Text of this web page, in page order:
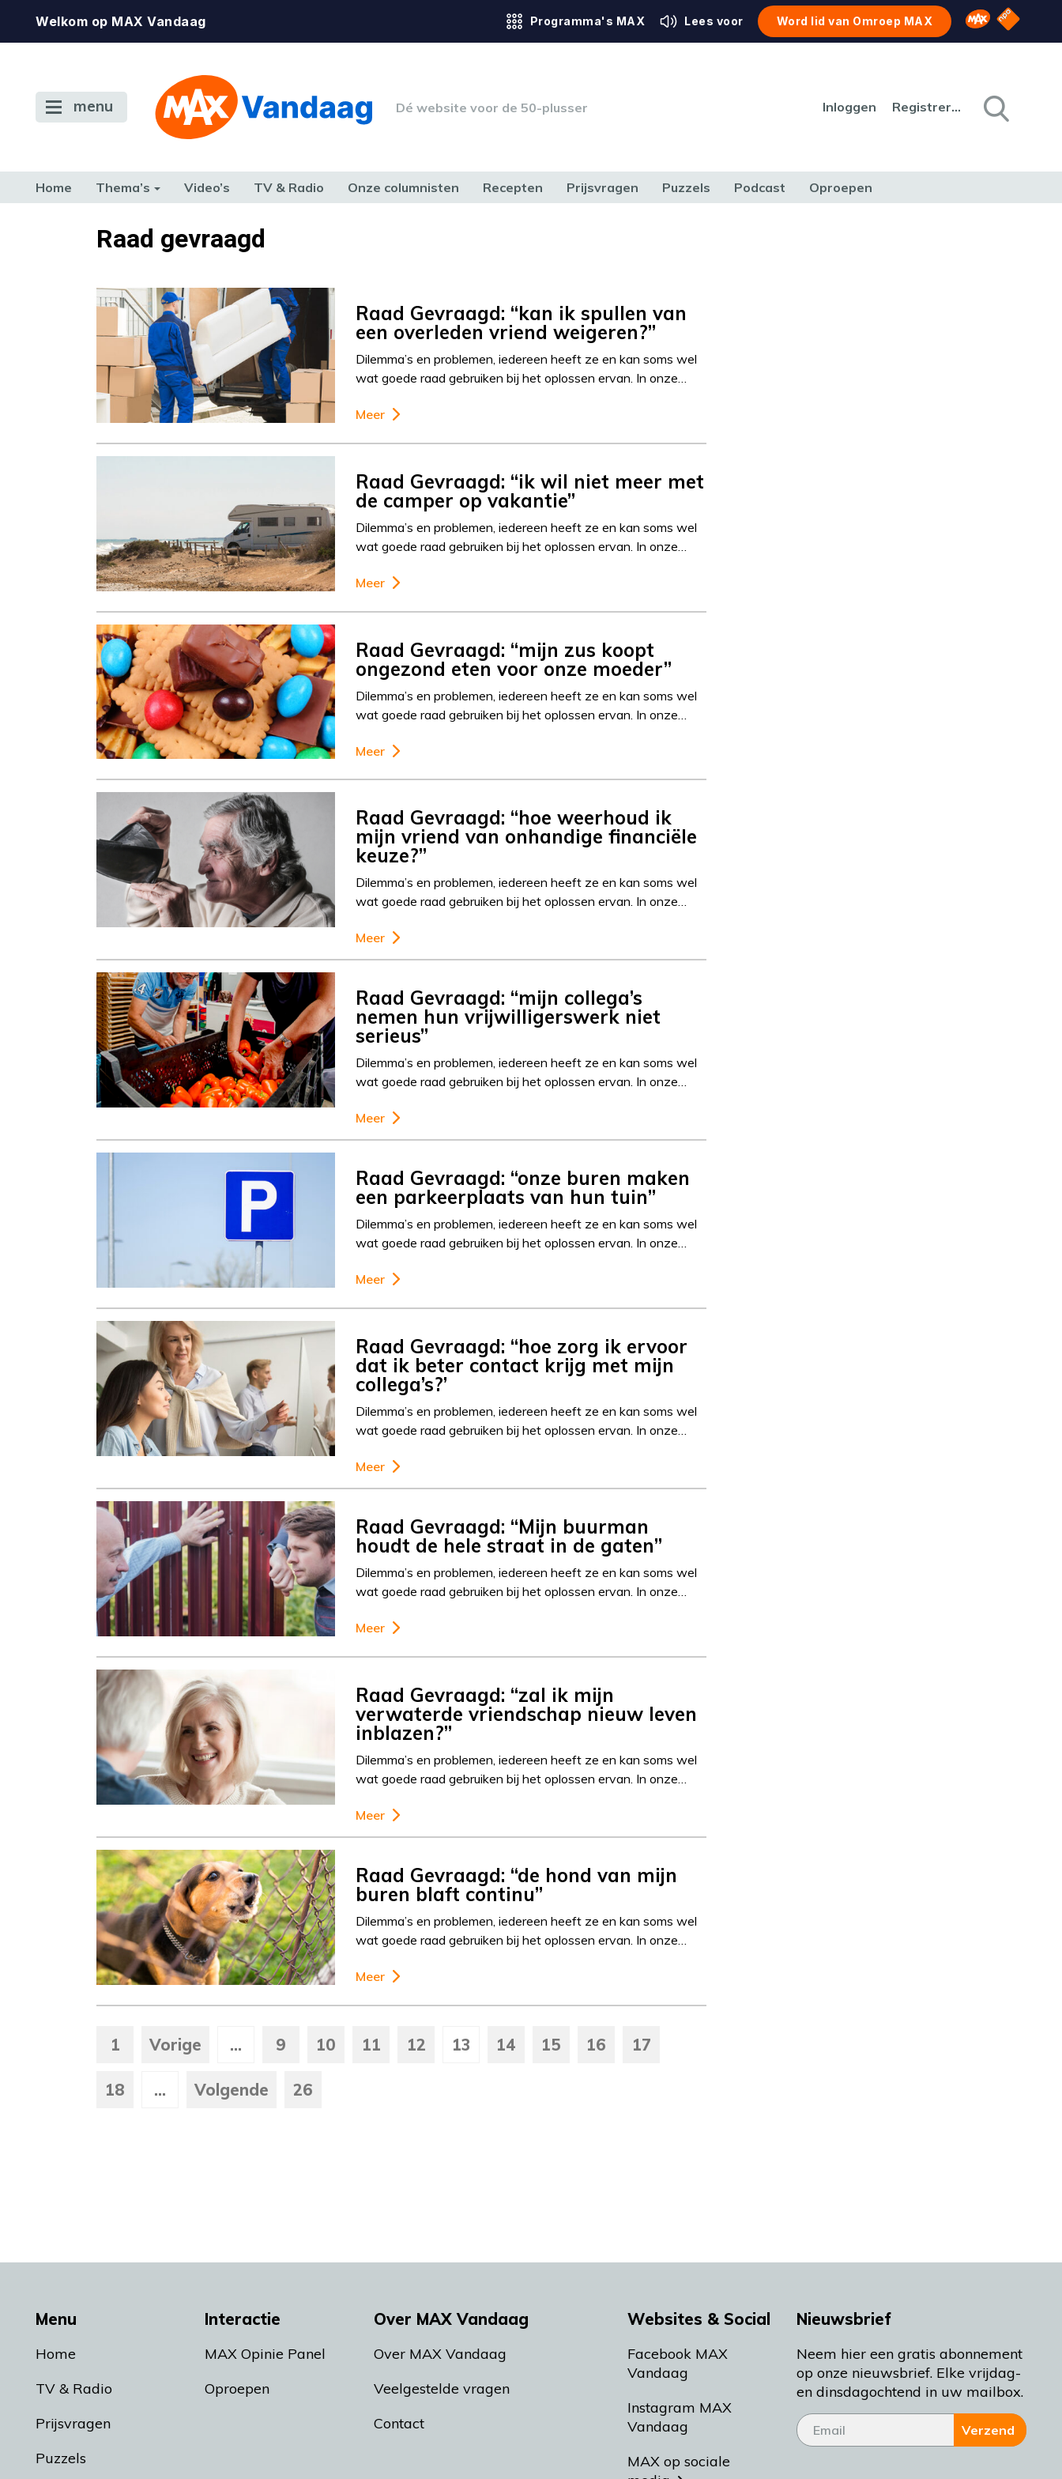
Welkom op MAX Vandaag Programma's MAX Lees voor Word lid van Omroep MAX Omroep MAX
NPO
menu Dé website voor de 50-plusser Inloggen Registreren
Home Thema’s Video’s TV & Radio Onze columnisten Recepten Prijsvragen Puzzels Podcast Oproepen
TERUG NAAR TOENRaad gevraagd
Raad Gevraagd: “kan ik spullen van
een overleden vriend weigeren?”
Dilemma’s en problemen, iedereen heeft ze en kan soms wel
wat goede raad gebruiken bij het oplossen ervan. In onze…
Meer
Raad Gevraagd: “ik wil niet meer met
de camper op vakantie”
Dilemma’s en problemen, iedereen heeft ze en kan soms wel
wat goede raad gebruiken bij het oplossen ervan. In onze…
Meer
Raad Gevraagd: “mijn zus koopt
ongezond eten voor onze moeder”
Dilemma’s en problemen, iedereen heeft ze en kan soms wel
wat goede raad gebruiken bij het oplossen ervan. In onze…
Meer
Raad Gevraagd: “hoe weerhoud ik
mijn vriend van onhandige financiële
keuze?”
Dilemma’s en problemen, iedereen heeft ze en kan soms wel
wat goede raad gebruiken bij het oplossen ervan. In onze…
Meer
Raad Gevraagd: “mijn collega’s
nemen hun vrijwilligerswerk niet
serieus”
Dilemma’s en problemen, iedereen heeft ze en kan soms wel
wat goede raad gebruiken bij het oplossen ervan. In onze…
Meer
Raad Gevraagd: “onze buren maken
een parkeerplaats van hun tuin”
Dilemma’s en problemen, iedereen heeft ze en kan soms wel
wat goede raad gebruiken bij het oplossen ervan. In onze…
Meer
Raad Gevraagd: “hoe zorg ik ervoor
dat ik beter contact krijg met mijn
collega’s?’
Dilemma’s en problemen, iedereen heeft ze en kan soms wel
wat goede raad gebruiken bij het oplossen ervan. In onze…
Meer
Raad Gevraagd: “Mijn buurman
houdt de hele straat in de gaten”
Dilemma’s en problemen, iedereen heeft ze en kan soms wel
wat goede raad gebruiken bij het oplossen ervan. In onze…
Meer
Raad Gevraagd: “zal ik mijn
verwaterde vriendschap nieuw leven
inblazen?”
Dilemma’s en problemen, iedereen heeft ze en kan soms wel
wat goede raad gebruiken bij het oplossen ervan. In onze…
Meer
Raad Gevraagd: “de hond van mijn
buren blaft continu”
Dilemma’s en problemen, iedereen heeft ze en kan soms wel
wat goede raad gebruiken bij het oplossen ervan. In onze…
Meer
1 Vorige ... 9 10 11 12 13 14 15 16 17
18 ... Volgende 26
Menu
Home
TV & Radio
Prijsvragen
Puzzels
Interactie
MAX Opinie Panel
Oproepen
Over MAX Vandaag
Over MAX Vandaag
Veelgestelde vragen
Contact
Websites & Social
Facebook MAX
Vandaag
Instagram MAX
Vandaag
MAX op sociale
Nieuwsbrief
Neem hier een gratis abonnement
op onze nieuwsbrief. Elke vrijdag-
en dinsdagochtend in uw mailbox.
Verzend